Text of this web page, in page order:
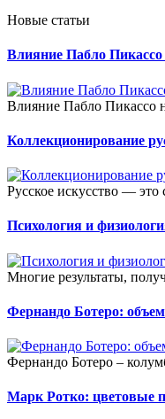
Новые статьи
Влияние Пабло Пикассо
Влияние Пабло Пикассо
Коллекционирование
Русское искусство —
Психология и
Многие результаты,
Фернандо Ботеро:
Фернандо Ботеро –
Марк Ротко: цветовые